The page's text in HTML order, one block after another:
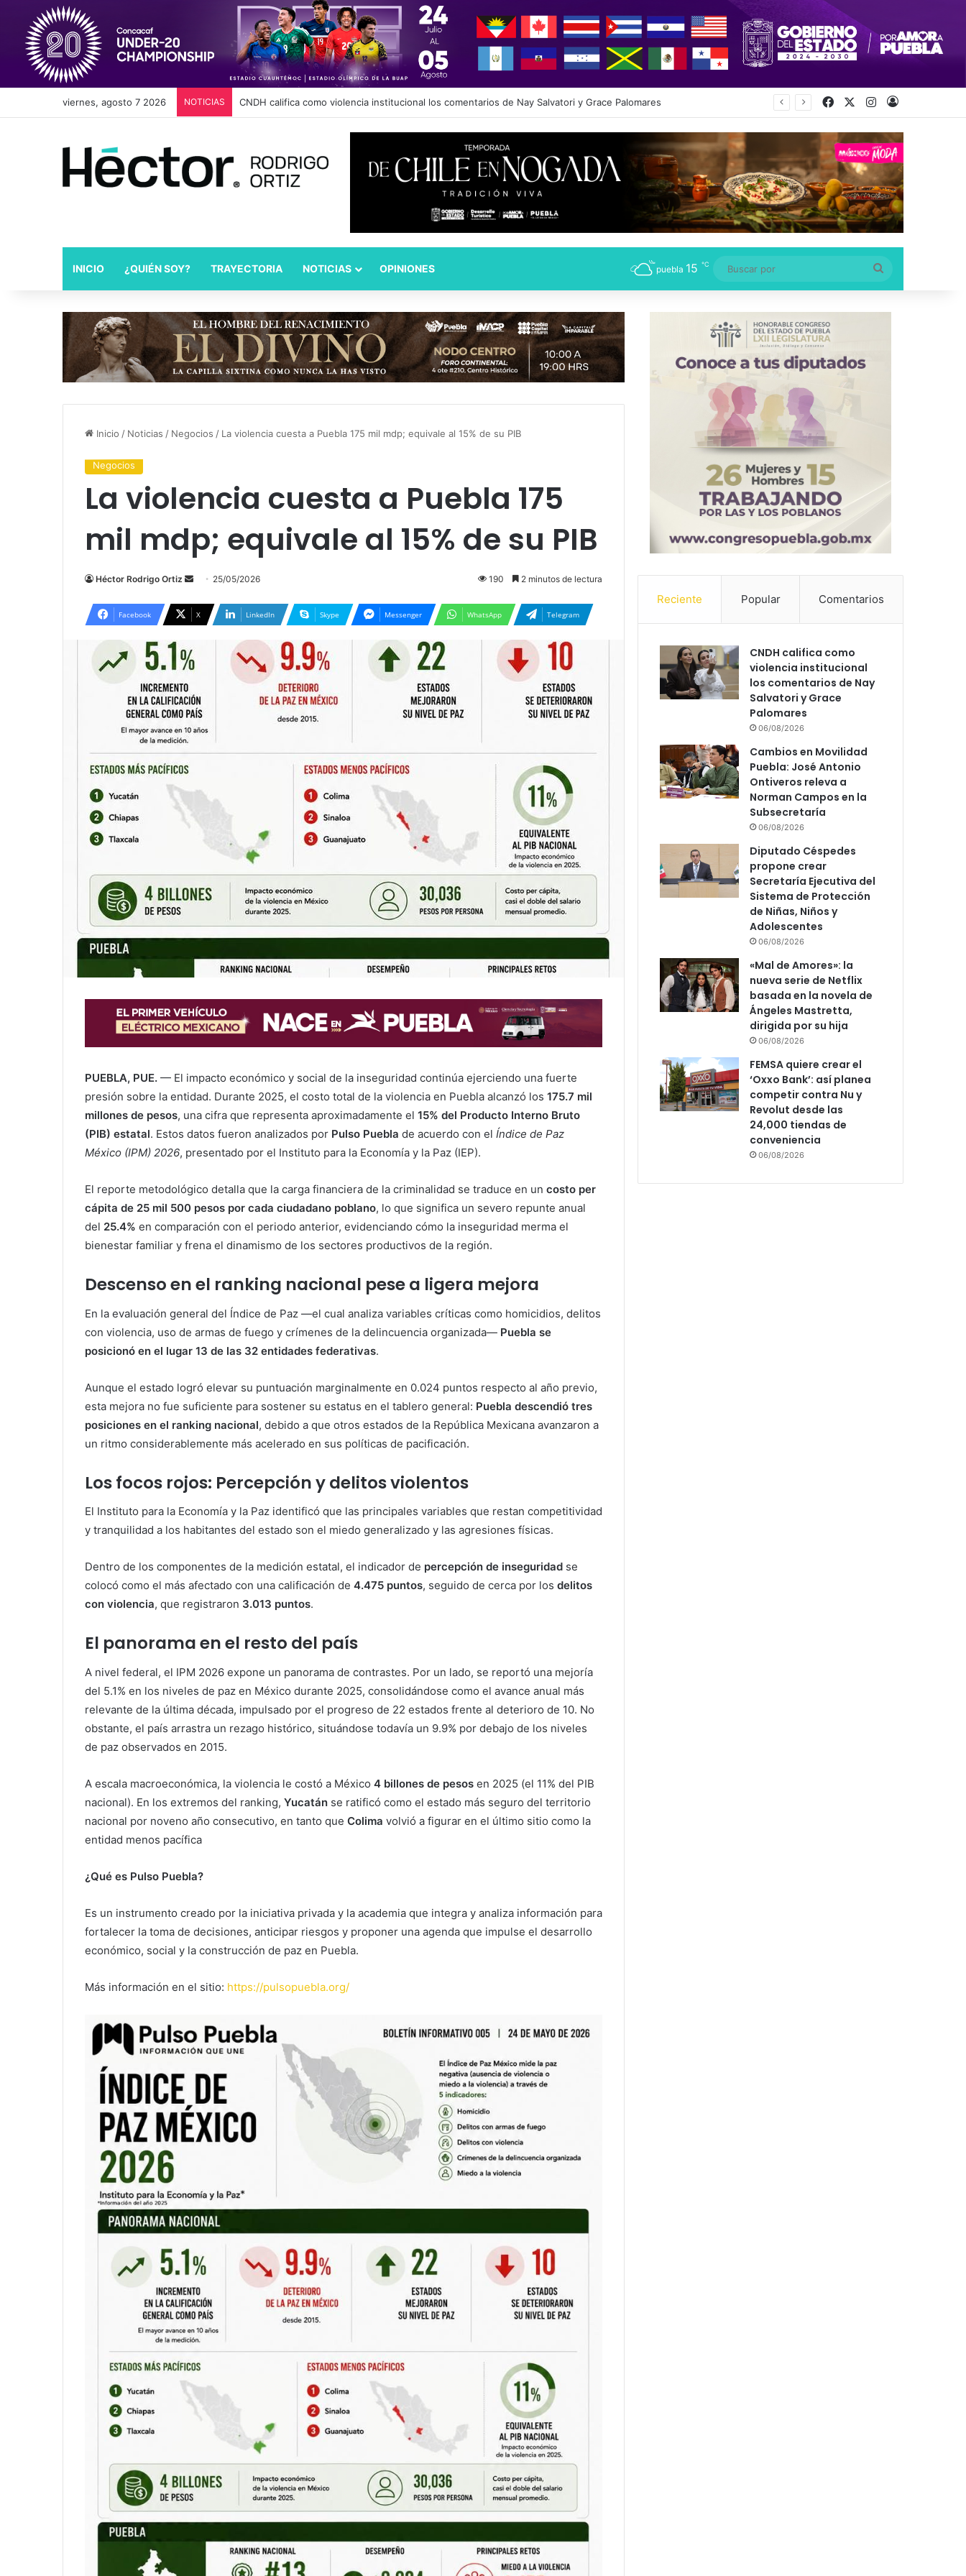
viernes, agosto 7 2026 NOTICIAS Cambios en Movilidad Puebla: José Antonio Ontiveros releva a Norman Campos en la Subsecretaría FacebookInstagram
Acceso
INICIO ¿QUIÉN SOY? TRAYECTORIA NOTICIAS OPINIONES puebla 15 ℃
por
Inicio / Noticias / Negocios / La violencia cuesta a Puebla 175 mil mdp; equivale al 15% de su PIB
Negocios
La violencia cuesta a Puebla 175
mil mdp; equivale al 15% de su PIB
Héctor Rodrigo Ortiz
Send
email
25/05/2026 190 2 minutos de lectura
Facebook X LinkedIn Skype Messenger WhatsApp Telegram
PUEBLA, PUE. — El impacto económico y social de la inseguridad continúa ejerciendo una fuerte
presión sobre la entidad. Durante 2025, el costo total de la violencia en Puebla alcanzó los 175.7 mil
millones de pesos, una cifra que representa aproximadamente el 15% del Producto Interno Bruto
(PIB) estatal. Estos datos fueron analizados por Pulso Puebla de acuerdo con el Índice de Paz
México (IPM) 2026, presentado por el Instituto para la Economía y la Paz (IEP).
El reporte metodológico detalla que la carga financiera de la criminalidad se traduce en un costo per
cápita de 25 mil 500 pesos por cada ciudadano poblano, lo que significa un severo repunte anual
del 25.4% en comparación con el periodo anterior, evidenciando cómo la inseguridad merma el
bienestar familiar y frena el dinamismo de los sectores productivos de la región.
Descenso en el ranking nacional pese a ligera mejora
En la evaluación general del Índice de Paz —el cual analiza variables críticas como homicidios, delitos
con violencia, uso de armas de fuego y crímenes de la delincuencia organizada— Puebla se
posicionó en el lugar 13 de las 32 entidades federativas.
Aunque el estado logró elevar su puntuación marginalmente en 0.024 puntos respecto al año previo,
esta mejora no fue suficiente para sostener su estatus en el tablero general: Puebla descendió tres
posiciones en el ranking nacional, debido a que otros estados de la República Mexicana avanzaron a
un ritmo considerablemente más acelerado en sus políticas de pacificación.
Los focos rojos: Percepción y delitos violentos
El Instituto para la Economía y la Paz identificó que las principales variables que restan competitividad
y tranquilidad a los habitantes del estado son el miedo generalizado y las agresiones físicas.
Dentro de los componentes de la medición estatal, el indicador de percepción de inseguridad se
colocó como el más afectado con una calificación de 4.475 puntos, seguido de cerca por los delitos
con violencia, que registraron 3.013 puntos.
El panorama en el resto del país
A nivel federal, el IPM 2026 expone un panorama de contrastes. Por un lado, se reportó una mejoría
del 5.1% en los niveles de paz en México durante 2025, consolidándose como el avance anual más
relevante de la última década, impulsado por el progreso de 22 estados frente al deterioro de 10. No
obstante, el país arrastra un rezago histórico, situándose todavía un 9.9% por debajo de los niveles
de paz observados en 2015.
A escala macroeconómica, la violencia le costó a México 4 billones de pesos en 2025 (el 11% del PIB
nacional). En los extremos del ranking, Yucatán se ratificó como el estado más seguro del territorio
nacional por noveno año consecutivo, en tanto que Colima volvió a figurar en el último sitio como la
entidad menos pacífica
¿Qué es Pulso Puebla?
Es un instrumento creado por la iniciativa privada y la academia que integra y analiza información para
fortalecer la toma de decisiones, anticipar riesgos y proponer una agenda que impulse el desarrollo
económico, social y la construcción de paz en Puebla.
Más información en el sitio: https://pulsopuebla.org/
Reciente Popular Comentarios
CNDH califica como
violencia institucional
los comentarios de Nay
Salvatori y Grace
Palomares
06/08/2026
Cambios en Movilidad
Puebla: José Antonio
Ontiveros releva a
Norman Campos en la
Subsecretaría
06/08/2026
Diputado Céspedes
propone crear
Secretaría Ejecutiva del
Sistema de Protección
de Niñas, Niños y
Adolescentes
06/08/2026
«Mal de Amores»: la
nueva serie de Netflix
basada en la novela de
Ángeles Mastretta,
dirigida por su hija
06/08/2026
FEMSA quiere crear el
‘Oxxo Bank’: así planea
competir contra Nu y
Revolut desde las
24,000 tiendas de
conveniencia
06/08/2026